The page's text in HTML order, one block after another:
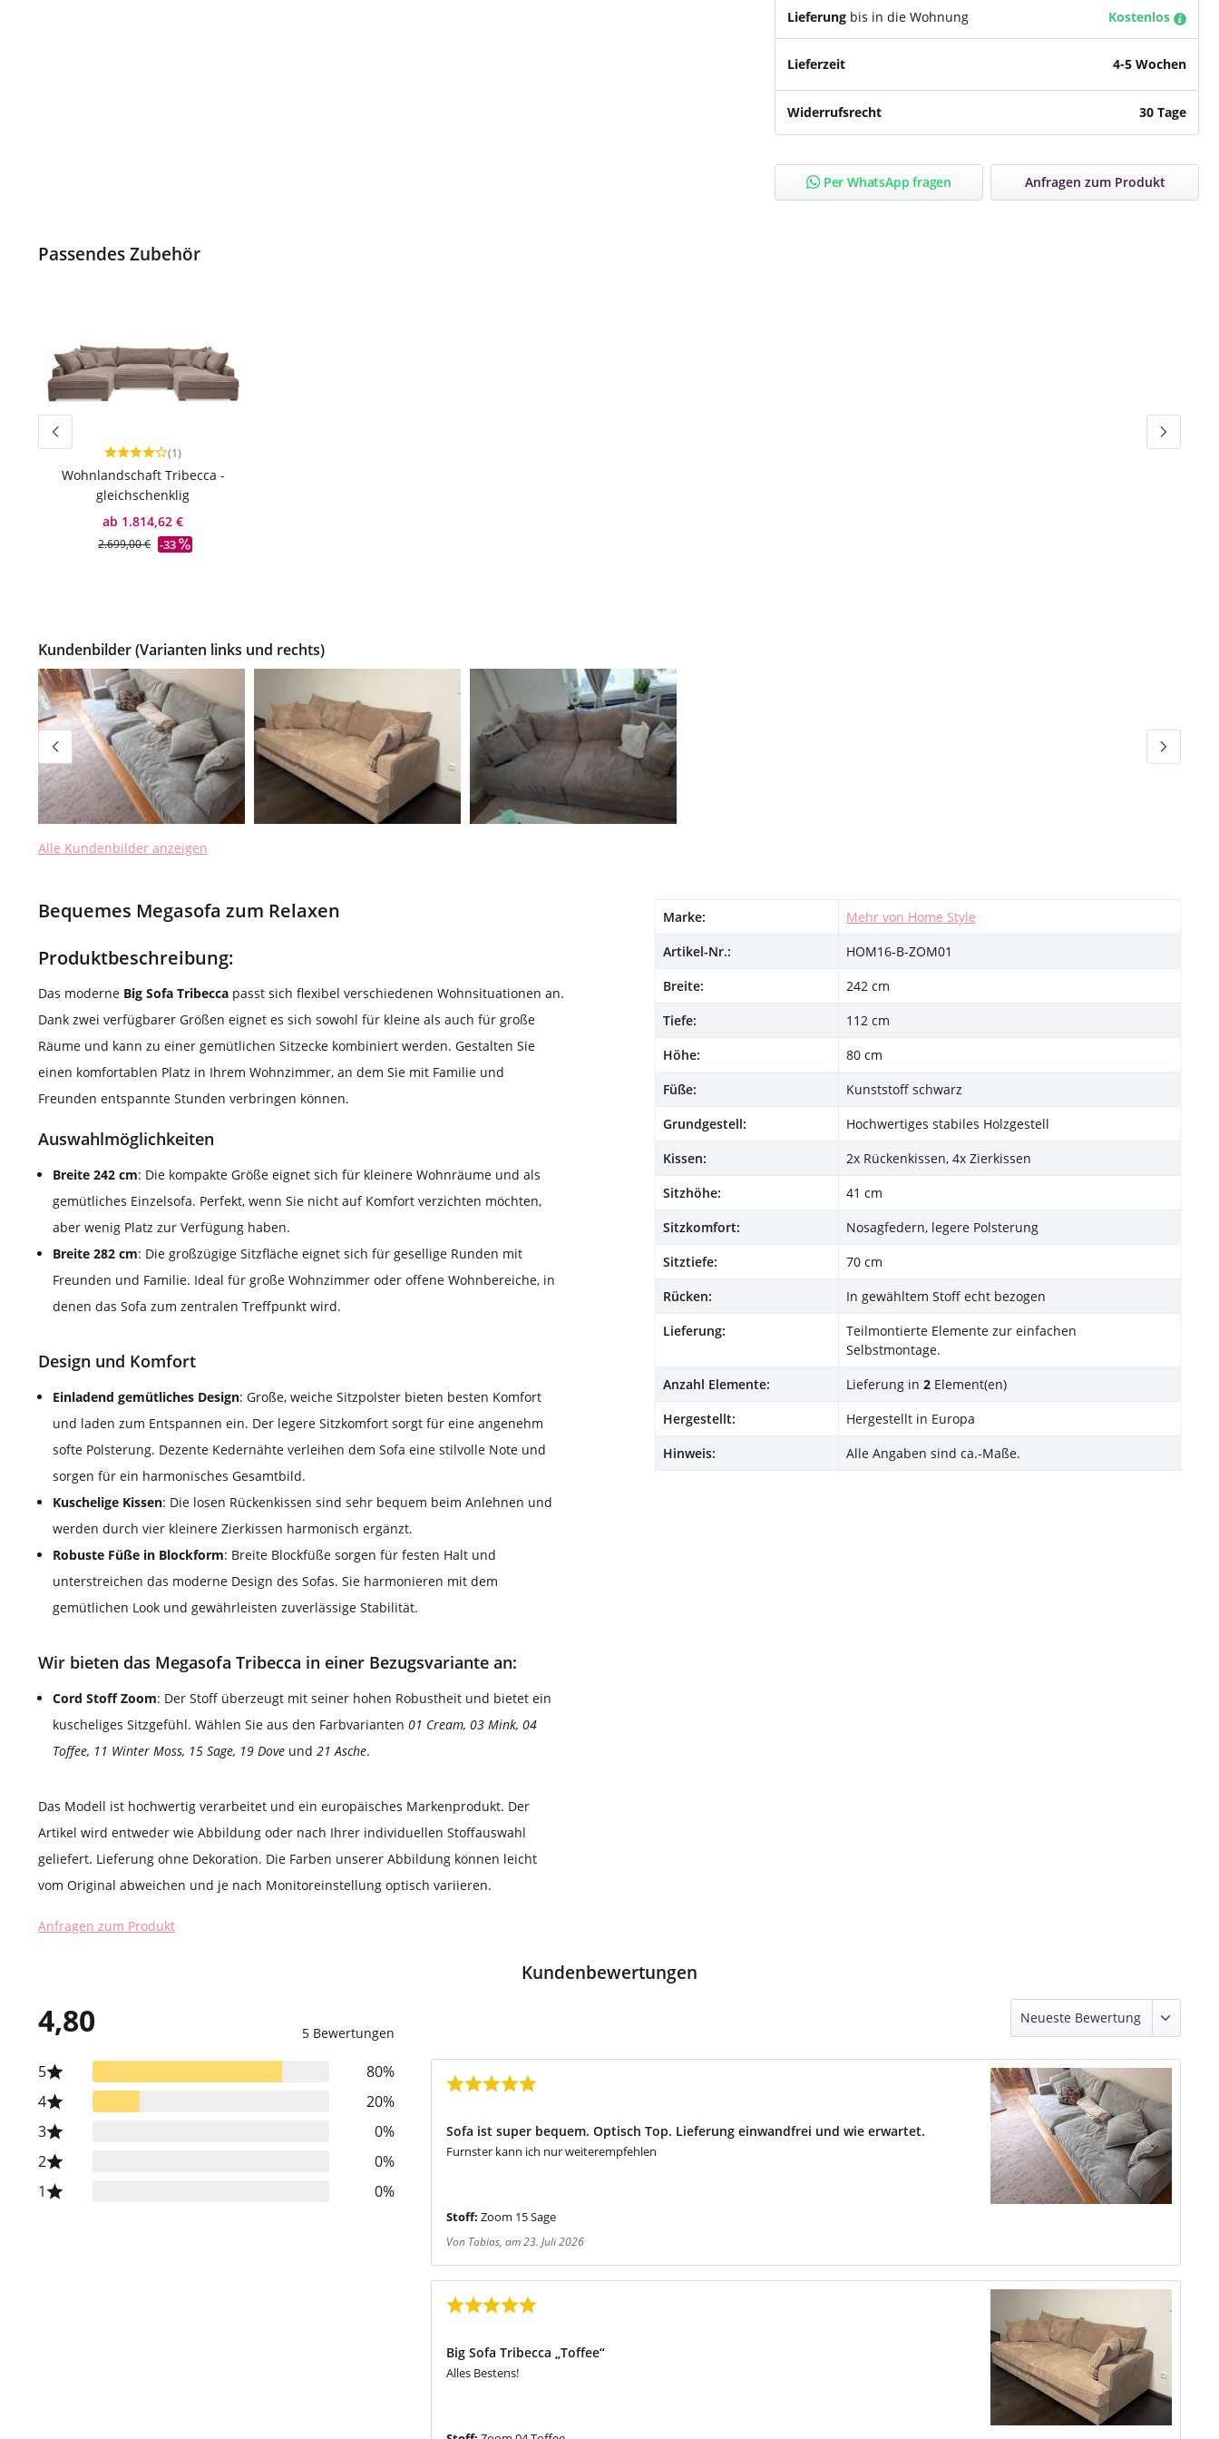
Lieferung bis in die Wohnung Kostenlos
Lieferzeit 4-5 Wochen
Widerrufsrecht 30 Tage
Per WhatsApp fragen Anfragen zum Produkt
Passendes Zubehör
Durchschnittliche Bewertung von 4 von 5 Sternen
(1)
Wohnlandschaft Tribecca -
gleichschenklig
ab 1.814,62 €
2.699,00 € -33
Kundenbilder (Varianten links und rechts)
Alle Kundenbilder anzeigen
Bequemes Megasofa zum Relaxen
Produktbeschreibung:
Das moderne Big Sofa Tribecca passt sich flexibel verschiedenen Wohnsituationen an.
Dank zwei verfügbarer Größen eignet es sich sowohl für kleine als auch für große
Räume und kann zu einer gemütlichen Sitzecke kombiniert werden. Gestalten Sie
einen komfortablen Platz in Ihrem Wohnzimmer, an dem Sie mit Familie und
Freunden entspannte Stunden verbringen können.
Auswahlmöglichkeiten
Breite 242 cm: Die kompakte Größe eignet sich für kleinere Wohnräume und als
gemütliches Einzelsofa. Perfekt, wenn Sie nicht auf Komfort verzichten möchten,
aber wenig Platz zur Verfügung haben.
Breite 282 cm: Die großzügige Sitzfläche eignet sich für gesellige Runden mit
Freunden und Familie. Ideal für große Wohnzimmer oder offene Wohnbereiche, in
denen das Sofa zum zentralen Treffpunkt wird.
Design und Komfort
Einladend gemütliches Design: Große, weiche Sitzpolster bieten besten Komfort
und laden zum Entspannen ein. Der legere Sitzkomfort sorgt für eine angenehm
softe Polsterung. Dezente Kedernähte verleihen dem Sofa eine stilvolle Note und
sorgen für ein harmonisches Gesamtbild.
Kuschelige Kissen: Die losen Rückenkissen sind sehr bequem beim Anlehnen und
werden durch vier kleinere Zierkissen harmonisch ergänzt.
Robuste Füße in Blockform: Breite Blockfüße sorgen für festen Halt und
unterstreichen das moderne Design des Sofas. Sie harmonieren mit dem
gemütlichen Look und gewährleisten zuverlässige Stabilität.
Wir bieten das Megasofa Tribecca in einer Bezugsvariante an:
Cord Stoff Zoom: Der Stoff überzeugt mit seiner hohen Robustheit und bietet ein
kuscheliges Sitzgefühl. Wählen Sie aus den Farbvarianten 01 Cream, 03 Mink, 04
Toffee, 11 Winter Moss, 15 Sage, 19 Dove und 21 Asche.
Das Modell ist hochwertig verarbeitet und ein europäisches Markenprodukt. Der
Artikel wird entweder wie Abbildung oder nach Ihrer individuellen Stoffauswahl
geliefert. Lieferung ohne Dekoration. Die Farben unserer Abbildung können leicht
vom Original abweichen und je nach Monitoreinstellung optisch variieren.
Anfragen zum Produkt
Marke:
Mehr von Home Style
Artikel-Nr.:
HOM16-B-ZOM01
Breite:
242 cm
Tiefe:
112 cm
Höhe:
80 cm
Füße:
Kunststoff schwarz
Grundgestell:
Hochwertiges stabiles Holzgestell
Kissen:
2x Rückenkissen, 4x Zierkissen
Sitzhöhe:
41 cm
Sitzkomfort:
Nosagfedern, legere Polsterung
Sitztiefe:
70 cm
Rücken:
In gewähltem Stoff echt bezogen
Lieferung:
Teilmontierte Elemente zur einfachen
Selbstmontage.
Anzahl Elemente:
Lieferung in 2 Element(en)
Hergestellt:
Hergestellt in Europa
Hinweis:
Alle Angaben sind ca.-Maße.
Kundenbewertungen
4,80 5 Bewertungen
5
80%
4
20%
3
0%
2
0%
1
0%
Sofa ist super bequem. Optisch Top. Lieferung einwandfrei und wie erwartet.
Furnster kann ich nur weiterempfehlen
Stoff: Zoom 15 Sage
Von Tobias, am 23. Juli 2026
Big Sofa Tribecca „Toffee“
Alles Bestens!